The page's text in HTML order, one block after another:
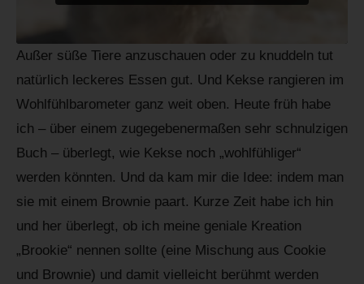
Außer süße Tiere anzuschauen oder zu knuddeln tut
natürlich leckeres Essen gut. Und Kekse rangieren im
Wohlfühlbarometer ganz weit oben. Heute früh habe
ich – über einem zugegebenermaßen sehr schnulzigen
Buch – überlegt, wie Kekse noch „wohlfühliger“
werden könnten. Und da kam mir die Idee: indem man
sie mit einem Brownie paart. Kurze Zeit habe ich hin
und her überlegt, ob ich meine geniale Kreation
„Brookie“ nennen sollte (eine Mischung aus Cookie
und Brownie) und damit vielleicht berühmt werden